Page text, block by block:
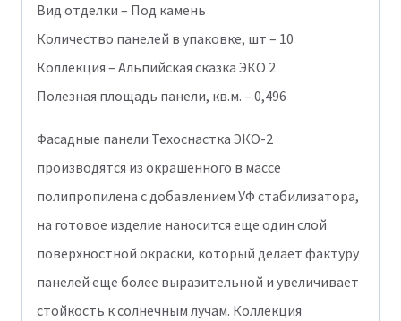
1011-
8016
Вид отделки – Под камень
Количество панелей в упаковке, шт – 10
Коллекция – Альпийская сказка ЭКО 2
Полезная площадь панели, кв.м. – 0,496
Фасадные панели Техоснастка ЭКО-2
производятся из окрашенного в массе
полипропилена с добавлением УФ стабилизатора,
на готовое изделие наносится еще один слой
поверхностной окраски, который делает фактуру
панелей еще более выразительной и увеличивает
стойкость к солнечным лучам. Коллекция